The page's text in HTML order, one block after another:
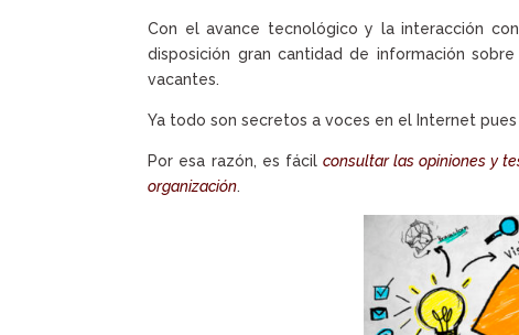
Con el avance tecnológico y la interacción
disposición gran cantidad de información
vacantes.
Ya todo son secretos a voces en el Internet
Por esa razón, es fácil consultar las opiniones y
organización.